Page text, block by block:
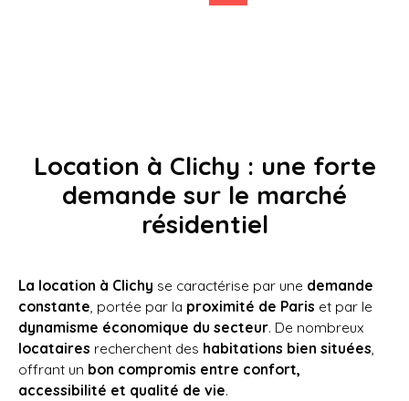
environnement clos et surveillé. Situé au rez-de-
Location à Clichy : une forte
demande sur le marché
résidentiel
La location à Clichy se caractérise par une demande
constante, portée par la proximité de Paris et par le
dynamisme économique du secteur. De nombreux
locataires recherchent des habitations bien situées,
offrant un bon compromis entre confort,
accessibilité et qualité de vie.